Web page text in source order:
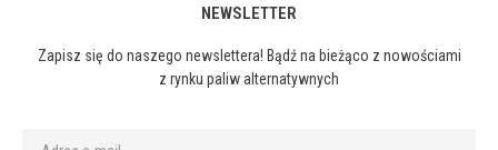
NEWSLETTER
Zapisz się do naszego newslettera! Bądź na bieżąco z nowościami
z rynku paliw alternatywnych